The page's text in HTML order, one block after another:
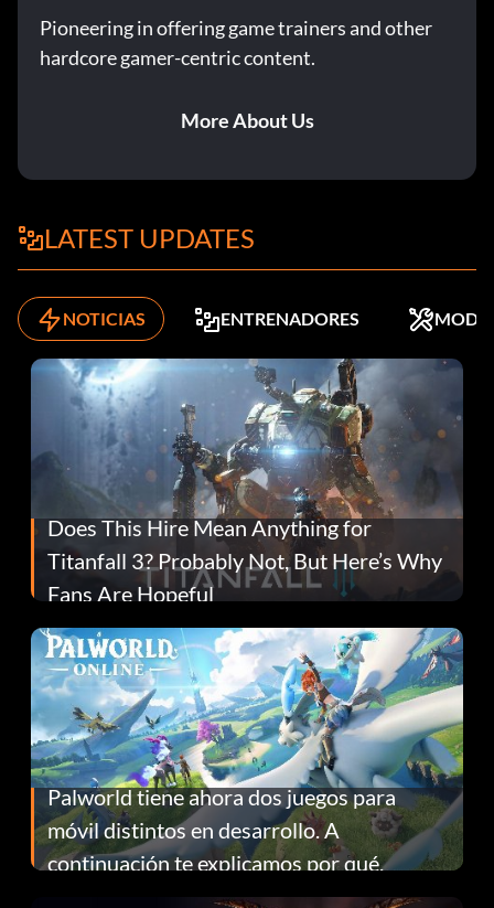
Pioneering in offering game trainers and other
hardcore gamer-centric content.
More About Us
LATEST UPDATES
NOTICIAS ENTRENADORES MODS
Does This Hire Mean Anything for
Titanfall 3? Probably Not, But Here’s Why
Fans Are Hopeful
Palworld tiene ahora dos juegos para
móvil distintos en desarrollo. A
continuación te explicamos por qué.